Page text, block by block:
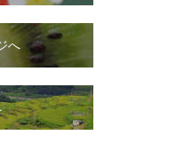
へ